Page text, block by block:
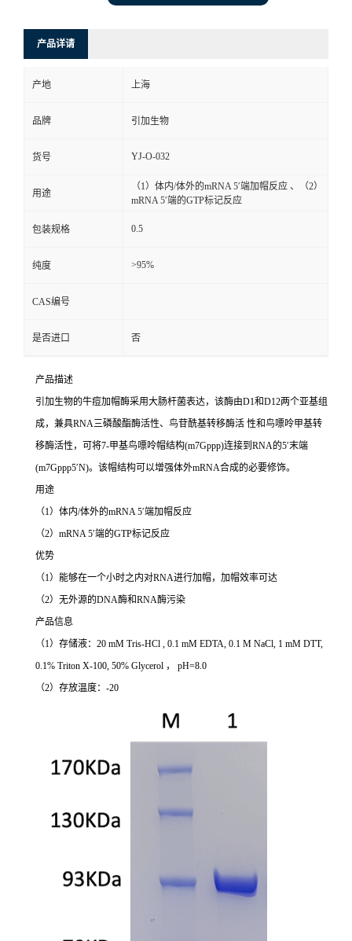
产品详请
产地 上海
品牌 引加生物
货号 YJ-O-032
用途
（1）体内/体外的mRNA 5′端加帽反应 、（2）
mRNA 5′端的GTP标记反应
包装规格 0.5
纯度 >95%
CAS编号
是否进口 否
产品描述
引加生物的牛痘加帽酶采用大肠杆菌表达，该酶由D1和D12两个亚基组
成，兼具RNA三磷酸酯酶活性、鸟苷酰基转移酶活 性和鸟嘌呤甲基转
移酶活性，可将7-甲基鸟嘌呤帽结构(m7Gppp)连接到RNA的5′末端
(m7Gppp5′N)。该帽结构可以增强体外mRNA合成的必要修饰。
用途
（1）体内/体外的mRNA 5′端加帽反应
（2）mRNA 5′端的GTP标记反应
优势
（1）能够在一个小时之内对RNA进行加帽，加帽效率可达
（2）无外源的DNA酶和RNA酶污染
产品信息
（1）存储液：20 mM Tris-HCl , 0.1 mM EDTA, 0.1 M NaCl, 1 mM DTT,
0.1% Triton X-100, 50% Glycerol ， pH=8.0
（2）存放温度：-20